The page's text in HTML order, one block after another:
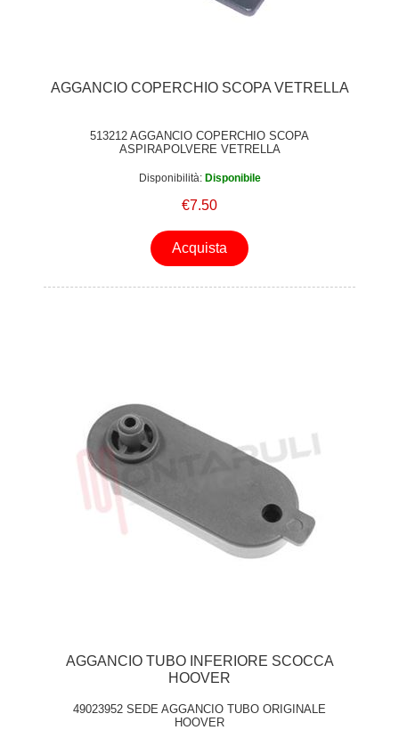
AGGANCIO COPERCHIO SCOPA VETRELLA
513212 AGGANCIO COPERCHIO SCOPA
ASPIRAPOLVERE VETRELLA
Disponibilità: Disponibile
€7.50
Acquista
AGGANCIO TUBO INFERIORE SCOCCA
HOOVER
49023952 SEDE AGGANCIO TUBO ORIGINALE
HOOVER